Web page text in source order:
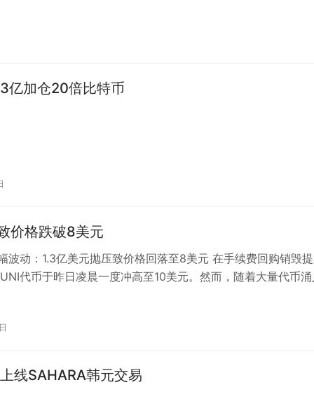
亿加仓20倍比特币
价格跌破8美元
波动：1.3亿美元抛压致价格回落至8美元 在手续费回购销毁
代币于昨日凌晨一度冲高至10美元。然而，随着大量代币涌
线SAHARA韩元交易